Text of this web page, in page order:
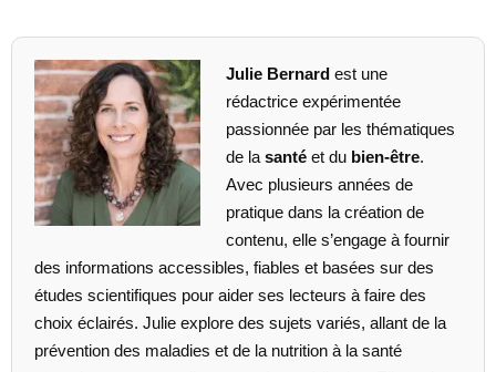
Julie Bernardest une
rédactrice expérimentée
passionnée par les thématiques
de la santéet du bien-être.
Avec plusieurs années de
pratique dans la création de
contenu, elle s’engage à fournir
des informations accessibles, fiables et basées sur des
études scientifiques pour aider ses lecteurs à faire des
choix éclairés. Julie explore des sujets variés, allant de la
prévention des maladies et de la nutrition à la santé